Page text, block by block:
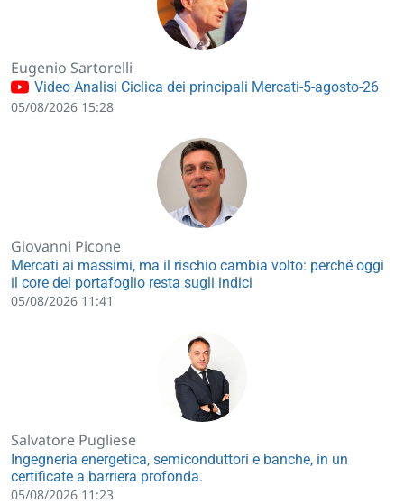
Eugenio Sartorelli
Video Analisi Ciclica dei principali Mercati-5-agosto-26
05/08/2026 15:28
Giovanni Picone
Mercati ai massimi, ma il rischio cambia volto: perché oggi
il core del portafoglio resta sugli indici
05/08/2026 11:41
Salvatore Pugliese
Ingegneria energetica, semiconduttori e banche, in un
certificate a barriera profonda.
05/08/2026 11:23